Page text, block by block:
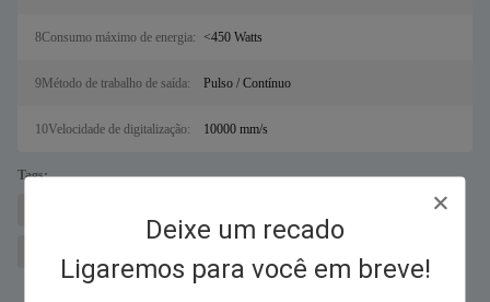
Deixe um recado
Ligaremos para você em breve!
8Consumo máximo de energia: <450 Watts
9Método de trabalho de saída: Pulso / Contínuo
10Velocidade de digitalização: 10000 mm/s
Tags: